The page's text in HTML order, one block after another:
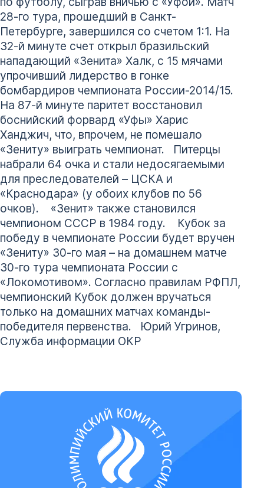
28-го тура, прошедший в Санкт-
Петербурге, завершился со счетом 1:1. На
32-й минуте счет открыл бразильский
нападающий «Зенита» Халк, с 15 мячами
упрочивший лидерство в гонке
бомбардиров чемпионата России-2014/15.
На 87-й минуте паритет восстановил
боснийский форвард «Уфы» Харис
Ханджич, что, впрочем, не помешало
«Зениту» выиграть чемпионат. Питерцы
набрали 64 очка и стали недосягаемыми
для преследователей – ЦСКА и
«Краснодара» (у обоих клубов по 56
очков). «Зенит» также становился
чемпионом СССР в 1984 году. Кубок за
победу в чемпионате России будет вручен
«Зениту» 30-го мая – на домашнем матче
30-го тура чемпионата России с
«Локомотивом». Согласно правилам РФПЛ,
чемпионский Кубок должен вручаться
только на домашних матчах команды-
победителя первенства. Юрий Угринов,
Служба информации ОКР